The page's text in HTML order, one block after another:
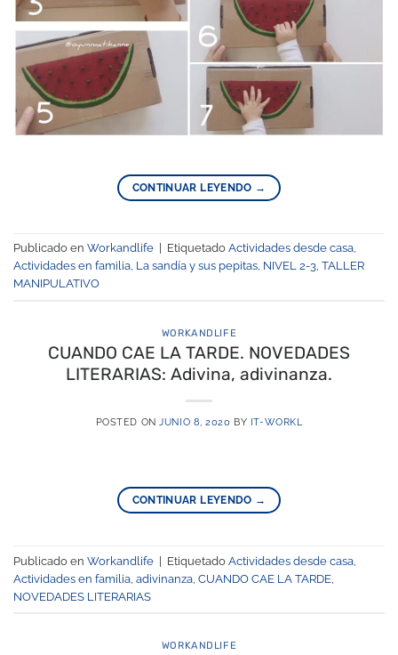
CONTINUAR LEYENDO →
Publicado en Workandlife Etiquetado Actividades desde casa,
Actividades en familia, La sandía y sus pepitas, NIVEL 2-3, TALLER
MANIPULATIVO
WORKANDLIFE
CUANDO CAE LA TARDE. NOVEDADES
LITERARIAS: Adivina, adivinanza.
POSTED ONJUNIO 8, 2020 BY IT-WORKL
CONTINUAR LEYENDO →
Publicado en Workandlife Etiquetado Actividades desde casa
Actividades en familia adivinanza CUANDO CAE LA TARDE
NOVEDADES LITERARIAS
WORKANDLIFE